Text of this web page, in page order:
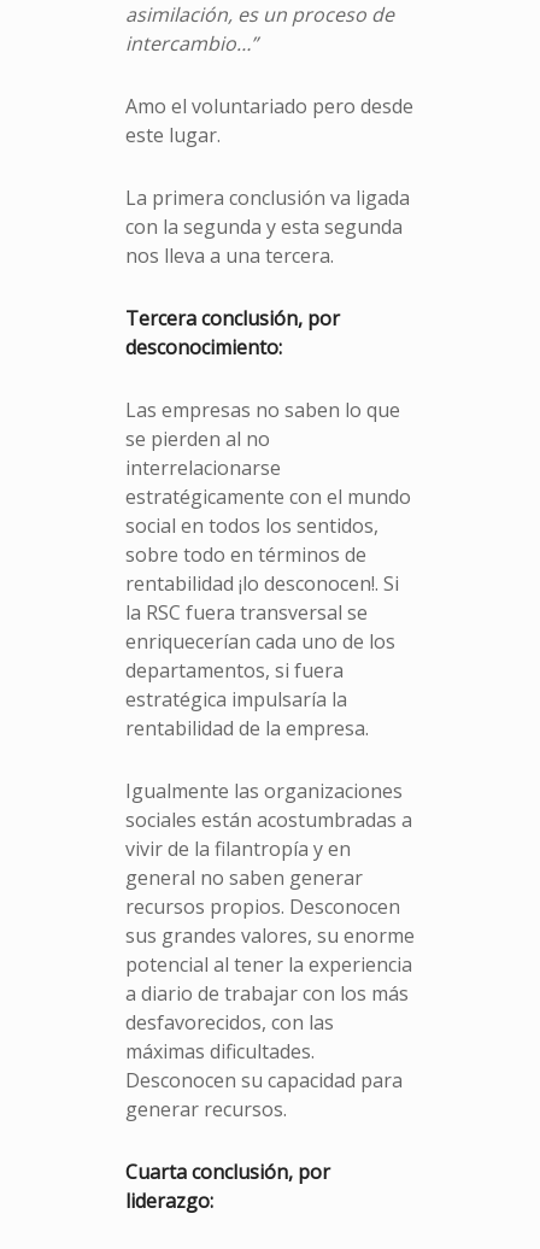
asimilación, es un proceso de
intercambio…”
Amo el voluntariado pero desde
este lugar.
La primera conclusión va ligada
con la segunda y esta segunda
nos lleva a una tercera.
Tercera conclusión, por
desconocimiento:
Las empresas no saben lo que
se pierden al no
interrelacionarse
estratégicamente con el mundo
social en todos los sentidos,
sobre todo en términos de
rentabilidad ¡lo desconocen!. Si
la RSC fuera transversal se
enriquecerían cada uno de los
departamentos, si fuera
estratégica impulsaría la
rentabilidad de la empresa.
Igualmente las organizaciones
sociales están acostumbradas a
vivir de la filantropía y en
general no saben generar
recursos propios. Desconocen
sus grandes valores, su enorme
potencial al tener la experiencia
a diario de trabajar con los más
desfavorecidos, con las
máximas dificultades.
Desconocen su capacidad para
generar recursos.
Cuarta conclusión, por
liderazgo: